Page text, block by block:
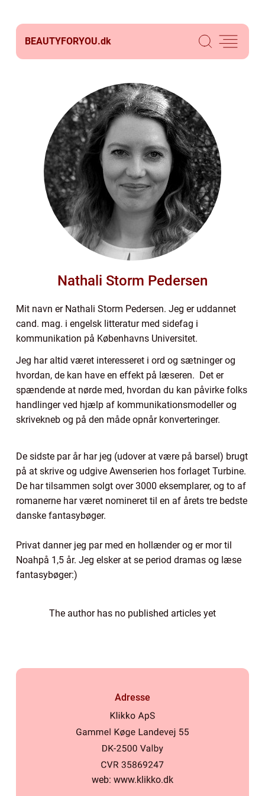
BEAUTYFORYOU.dk
Nathali Storm Pedersen
Mit navn er Nathali Storm Pedersen. Jeg er uddannet
cand. mag. i engelsk litteratur med sidefag i
kommunikation på Københavns Universitet.
Jeg har altid været interesseret i ord og sætninger og
hvordan, de kan have en effekt på læseren. Det er
spændende at nørde med, hvordan du kan påvirke folks
handlinger ved hjælp af kommunikationsmodeller og
skrivekneb og på den måde opnår konverteringer.
De sidste par år har jeg (udover at være på barsel) brugt
på at skrive og udgive Awenserien hos forlaget Turbine.
De har tilsammen solgt over 3000 eksemplarer, og to af
romanerne har været nomineret til en af årets tre bedste
danske fantasybøger.
Privat danner jeg par med en hollænder og er mor til
Noahpå 1,5 år. Jeg elsker at se period dramas og læse
fantasybøger:)
The author has no published articles yet
Adresse
web: www.klikko.dk